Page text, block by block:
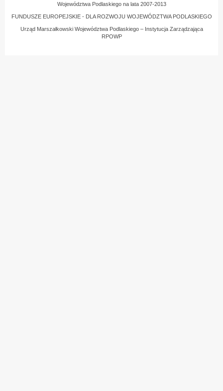
Województwa Podlaskiego na lata 2007-2013
FUNDUSZE EUROPEJSKIE - DLA ROZWOJU WOJEWÓDZTWA PODLASKIEGO
Urząd Marszałkowski Województwa Podlaskiego – Instytucja Zarządzająca
RPOWP